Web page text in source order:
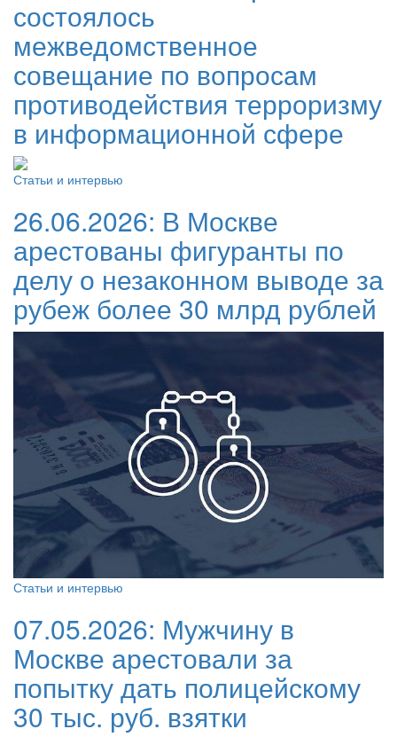
состоялось
межведомственное
совещание по вопросам
противодействия терроризму
в информационной сфере
Статьи и интервью
26.06.2026: В Москве
арестованы фигуранты по
делу о незаконном выводе за
рубеж более 30 млрд рублей
Статьи и интервью
07.05.2026: Мужчину в
Москве арестовали за
попытку дать полицейскому
30 тыс. руб. взятки